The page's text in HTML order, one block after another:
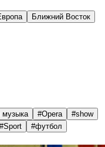
Ближний Восток
музыка #Opera #show
#Sport #футбол